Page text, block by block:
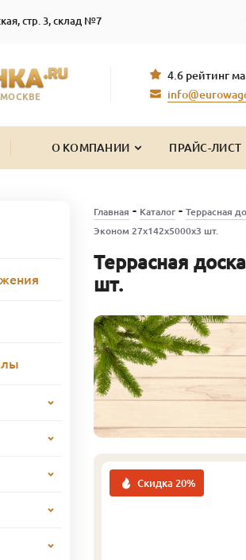
стр. 3, склад №7
4.6 рейтинг
О КОМПАНИИ ПРАЙС-ЛИСТ
Главная - Каталог- Террасная
Эконом 27х142х5000х3 шт.
Террасная
шт.
Скидка 20%